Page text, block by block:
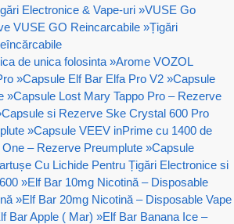
Electronice & Vape-uri »VUSE Go
VUSE GO Reincarcabile »Țigări
de unica folosinta »Arome VOZOL
»Capsule Elf Bar Elfa Pro V2 »Capsule
»Capsule Lost Mary Tappo Pro – Rezerve
Capsule si Rezerve Ske Crystal 600 Pro
»Capsule VEEV inPrime cu 1400 de
– Rezerve Preumplute »Capsule
Cu Lichide Pentru Țigări Electronice si
»Elf Bar 10mg Nicotină – Disposable
»Elf Bar 20mg Nicotină – Disposable Vape
Bar Apple ( Mar) »Elf Bar Banana Ice –